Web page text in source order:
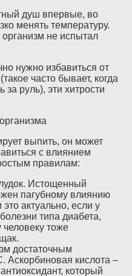
душ впервые, во
менять температуру.
организм не испытал
нужно избавиться от
часто бывает, когда
за руль), эти хитрости
выпить, он может
с влиянием
правилам:
Истощенный
пагубному влиянию
актуально, если у
типа диабета,
тоже
достаточным
Аскорбиновая кислота –
который